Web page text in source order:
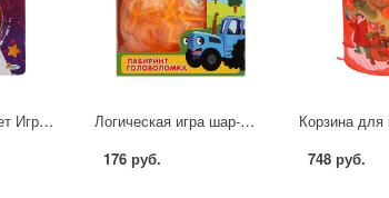
Йо-йо "Буба" свет Играем Вместе 2009K048-R1 (240)
Логическая игра шар-лабиринт Синий Трактор, ТМ Играем вместе B2004071-R1
176 руб.
748 руб.